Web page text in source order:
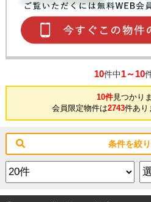
10件中1～10
10件見つかり
会員限定物件は2743件あ
条件を絞